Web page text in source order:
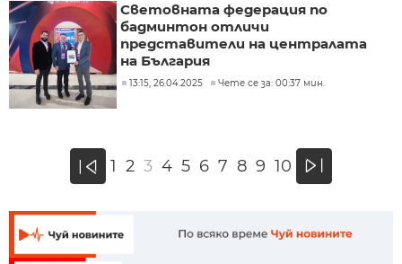
Световната федерация по
бадминтон отличи
представители на централата
на България
13:15, 26.04.2025 Чете се за: 00:37 мин.
« 1 2 3 4 5 6 7 8 9 10 »